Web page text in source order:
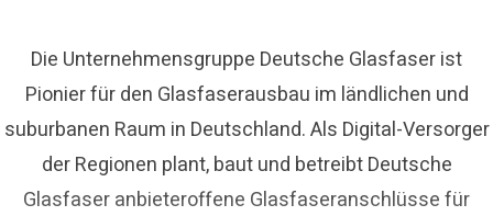
Die Unternehmensgruppe Deutsche Glasfaser ist
Pionier für den Glasfaserausbau im ländlichen und
suburbanen Raum in Deutschland. Als Digital-Versorger
der Regionen plant, baut und betreibt Deutsche
Glasfaser anbieteroffene Glasfaseranschlüsse für